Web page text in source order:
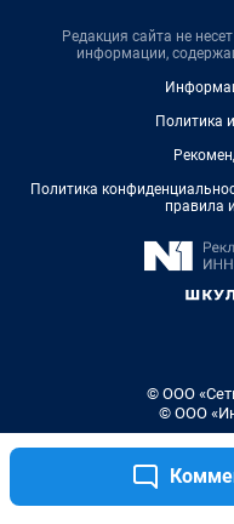
Редакция сайта не
информации,
Политика
Политика
правила
© ООО
© ООО